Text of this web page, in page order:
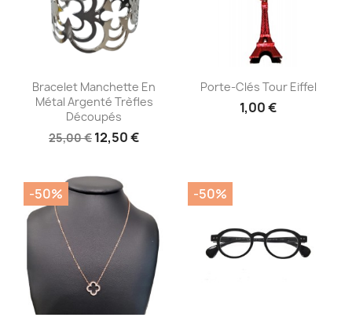
Aperçu rapide
Bracelet Manchette En
Métal Argenté Trèfles
Découpés
25,00 € 12,50 €
Aperçu rapide
Porte-Clés Tour Eiffel
1,00 €
-50% -50%